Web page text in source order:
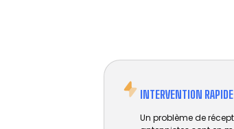
INTERVENTION RAPIDE
Un problème de